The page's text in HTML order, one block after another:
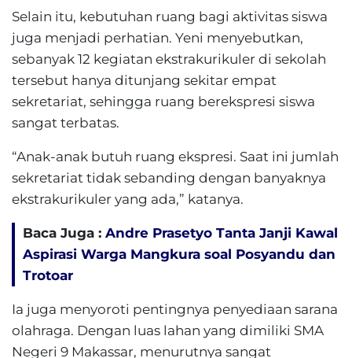
Selain itu, kebutuhan ruang bagi aktivitas siswa
juga menjadi perhatian. Yeni menyebutkan,
sebanyak 12 kegiatan ekstrakurikuler di sekolah
tersebut hanya ditunjang sekitar empat
sekretariat, sehingga ruang berekspresi siswa
sangat terbatas.
“Anak-anak butuh ruang ekspresi. Saat ini jumlah
sekretariat tidak sebanding dengan banyaknya
ekstrakurikuler yang ada,” katanya.
Baca Juga : Andre Prasetyo Tanta Janji Kawal
Aspirasi Warga Mangkura soal Posyandu dan
Trotoar
Ia juga menyoroti pentingnya penyediaan sarana
olahraga. Dengan luas lahan yang dimiliki SMA
Negeri 9 Makassar, menurutnya sangat